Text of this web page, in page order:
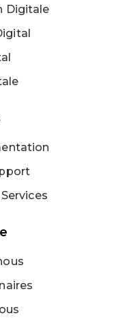
Digitale